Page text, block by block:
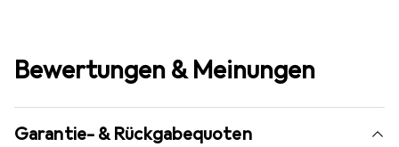
Bewertungen & Meinungen
Garantie- & Rückgabequoten